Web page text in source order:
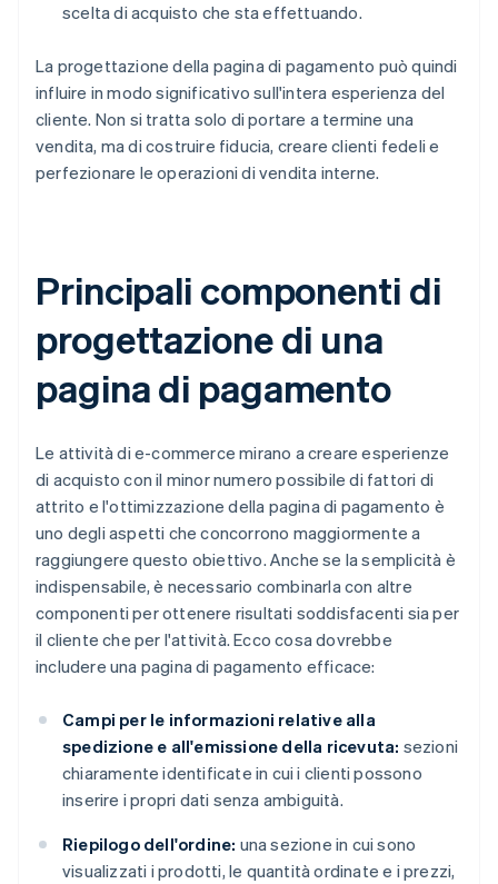
scelta di acquisto che sta effettuando.
La progettazione della pagina di pagamento può quindi
influire in modo significativo sull'intera esperienza del
cliente. Non si tratta solo di portare a termine una
vendita, ma di costruire fiducia, creare clienti fedeli e
perfezionare le operazioni di vendita interne.
Principali componenti di
progettazione di una
pagina di pagamento
Le attività di e-commerce mirano a creare esperienze
di acquisto con il minor numero possibile di fattori di
attrito e l'ottimizzazione della pagina di pagamento è
uno degli aspetti che concorrono maggiormente a
raggiungere questo obiettivo. Anche se la semplicità è
indispensabile, è necessario combinarla con altre
componenti per ottenere risultati soddisfacenti sia per
il cliente che per l'attività. Ecco cosa dovrebbe
includere una pagina di pagamento efficace:
Campi per le informazioni relative alla
spedizione e all'emissione della ricevuta: sezioni
chiaramente identificate in cui i clienti possono
inserire i propri dati senza ambiguità.
Riepilogo dell'ordine: una sezione in cui sono
visualizzati i prodotti, le quantità ordinate e i prezzi,